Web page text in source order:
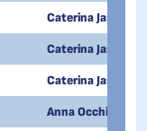
Caterina Jasmijn
Caterina Jasmijn
Caterina Jasmijn
Anna Occhi